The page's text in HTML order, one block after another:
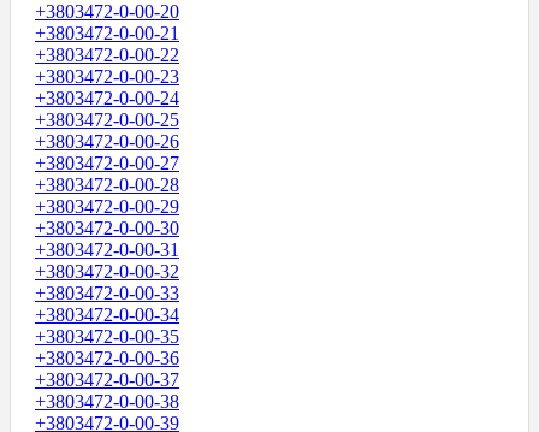
+3803472-0-00-20
+3803472-0-00-21
+3803472-0-00-22
+3803472-0-00-23
+3803472-0-00-24
+3803472-0-00-25
+3803472-0-00-26
+3803472-0-00-27
+3803472-0-00-28
+3803472-0-00-29
+3803472-0-00-30
+3803472-0-00-31
+3803472-0-00-32
+3803472-0-00-33
+3803472-0-00-34
+3803472-0-00-35
+3803472-0-00-36
+3803472-0-00-37
+3803472-0-00-38
+3803472-0-00-39